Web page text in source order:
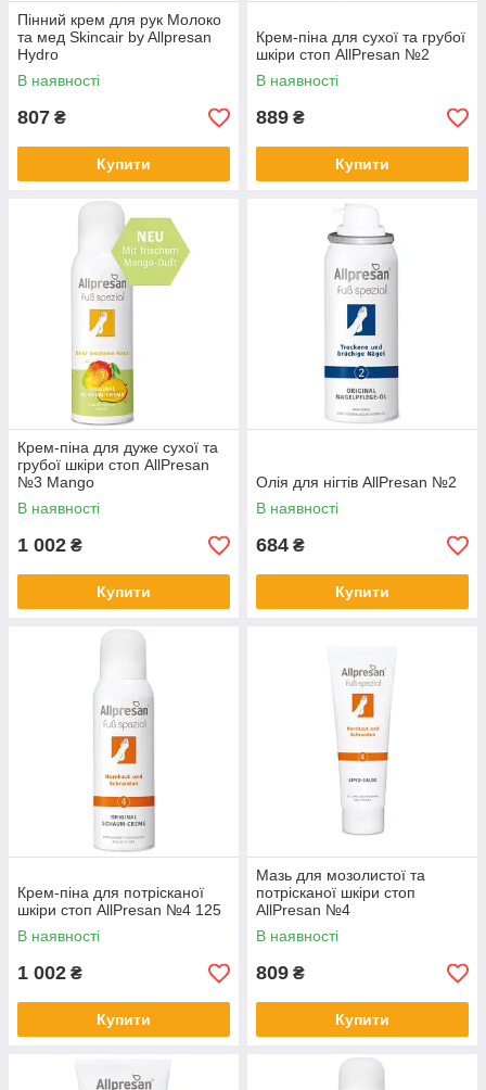
Пінний крем для рук Молоко
та мед Skincair by Allpresan
Hydro
В наявності
807 ₴
Купити
Крем-піна для сухої та грубої
шкіри стоп AllPresan №2
В наявності
889 ₴
Купити
Крем-піна для дуже сухої та
грубої шкіри стоп AllPresan
№3 Mango
В наявності
1 002 ₴
Купити
Олія для нігтів AllPresan №2
В наявності
684 ₴
Купити
Крем-піна для потрісканої
шкіри стоп AllPresan №4 125
В наявності
1 002 ₴
Купити
Мазь для мозолистої та
потрісканої шкіри стоп
AllPresan №4
В наявності
809 ₴
Купити